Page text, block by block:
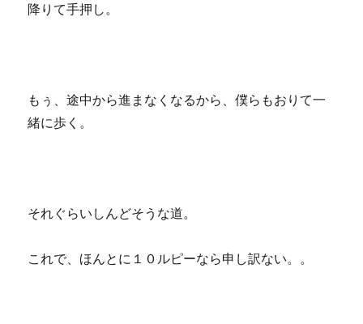
降りて手押し。
もぅ、途中から進まなくなるから、僕らもおりて一
緒に歩く。
それぐらいしんどそうな道。
これで、ほんとに１０ルピーなら申し訳ない。。